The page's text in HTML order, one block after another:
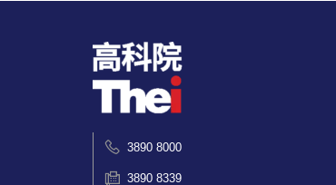
3890 8000
3890 8339